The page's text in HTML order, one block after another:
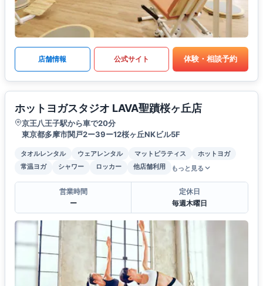
店舗情報 公式サイト 体験・相談予約
ホットヨガスタジオ LAVA聖蹟桜ヶ丘店
京王八王子駅から車で20分
東京都多摩市関戸2ー39ー12桜ヶ丘NKビル5F
タオルレンタル ウェアレンタル マットピラティス
ホットヨガ
常温ヨガ
シャワー ロッカー 他店舗利用 もっと見る
営業時間
ー
定休日
毎週木曜日